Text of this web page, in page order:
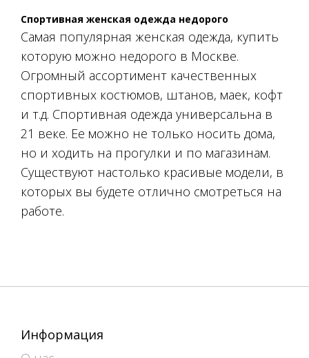
Спортивная женская одежда недорого
Самая популярная женская одежда, купить
которую можно недорого в Москве.
Огромный ассортимент качественных
спортивных костюмов, штанов, маек, кофт
и т.д. Спортивная одежда универсальна в
21 веке. Ее можно не только носить дома,
но и ходить на прогулки и по магазинам.
Существуют настолько красивые модели, в
которых вы будете отлично смотреться на
работе.
Информация